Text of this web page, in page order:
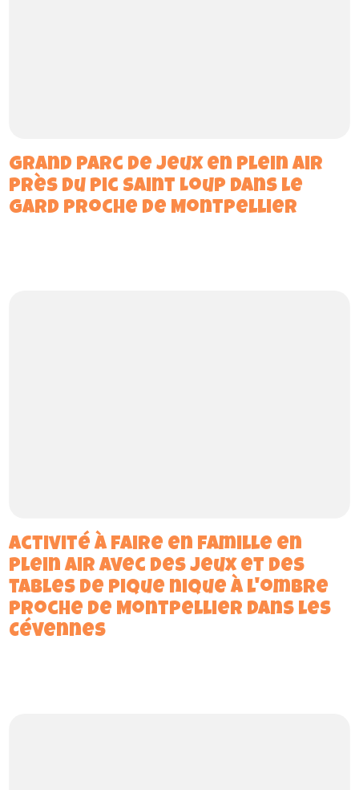
Grand parc de jeux en plein air
près du Pic Saint Loup dans le
Gard proche de Montpellier
activité à faire en famille en
plein air avec des jeux et des
tables de pique nique à l'ombre
proche de Montpellier dans les
Cévennes